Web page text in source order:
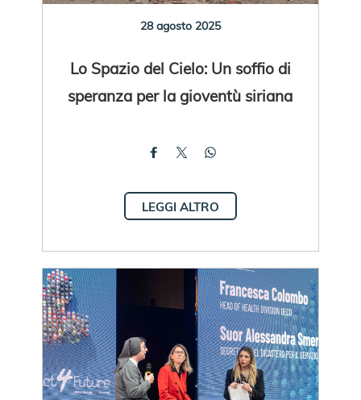
28 agosto 2025
Lo Spazio del Cielo: Un soffio di
speranza per la gioventù siriana
LEGGI ALTRO